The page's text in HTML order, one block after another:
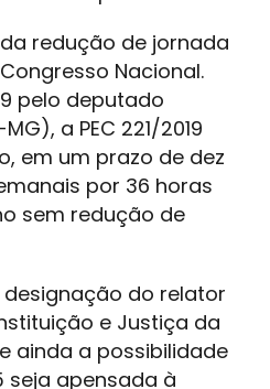
redução de jornada
Nacional.
pelo deputado
a PEC 221/2019
em um prazo de dez
por 36 horas
sem redução de
designação do relator
e Justiça da
ainda a possibilidade
seja apensada à